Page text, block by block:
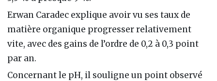
Erwan Caradec explique avoir vu ses taux de
matière organique progresser relativement
vite, avec des gains de l’ordre de 0,2 à 0,3 point
par an.
Concernant le pH, il souligne un point observé